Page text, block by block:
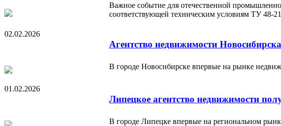
Важное событие для отечественной
соответствующей техническим условиям ТУ 48-
02.02.2026
Агентство недвижимости
В городе Новосибирске впервые на рынке
01.02.2026
Липецкое агентство недвижимости
В городе Липецке впервые на региональном